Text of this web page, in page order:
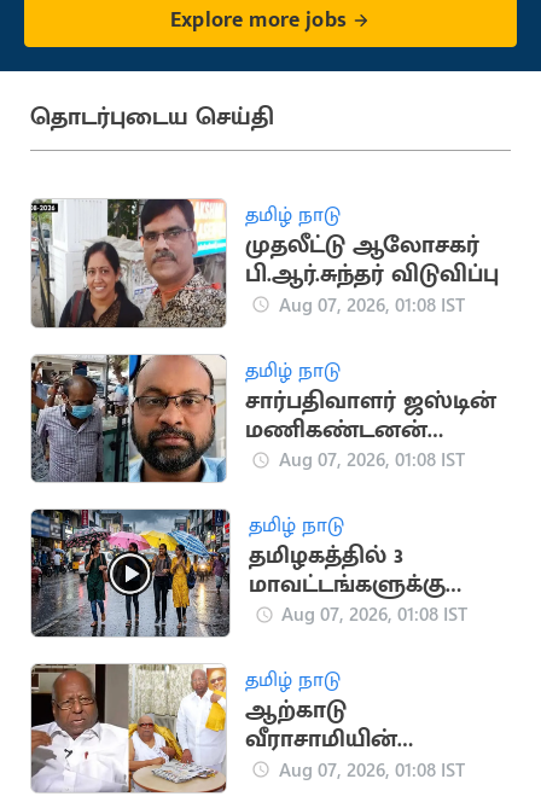
Explore more jobs
தொடர்புடைய செய்தி
தமிழ் நாடு
முதலீட்டு ஆலோசகர்
பி.ஆர்.சுந்தர் விடுவிப்பு
Aug 07, 2026, 01:08 IST
தமிழ் நாடு
சார்பதிவாளர் ஜஸ்டின்
மணிகண்டனன்
மருத்துவமனையில்
Aug 07, 2026, 01:08 IST
தமிழ் நாடு
தமிழகத்தில் 3
மாவட்டங்களுக்கு
கனமழை எச்சரிக்கை
Aug 07, 2026, 01:08 IST
தமிழ் நாடு
ஆற்காடு
வீராசாமியின்
அரசியல் ஓர் பார்வை
Aug 07, 2026, 01:08 IST